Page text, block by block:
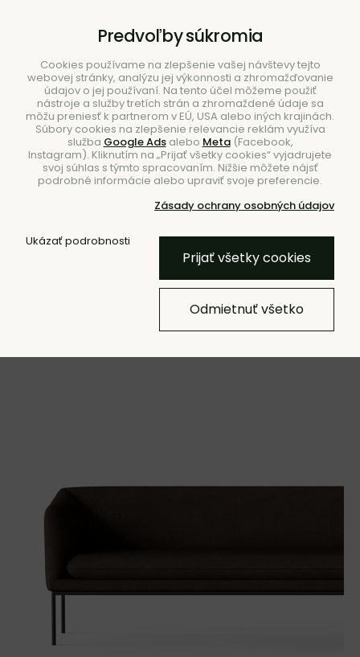
Hľadať
Úvod Nábytok Sedačky Pohovky
Pohovka Turn Hallingdal, 3-
miestna – tmavohnedá
Predvoľby súkromia
Cookies používame na zlepšenie vašej návštevy tejto
webovej stránky, analýzu jej výkonnosti a zhromažďovanie
údajov o jej používaní. Na tento účel môžeme použiť
nástroje a služby tretích strán a zhromaždené údaje sa
môžu preniesť k partnerom v EÚ, USA alebo iných krajinách.
Súbory cookies na zlepšenie relevancie reklám využíva
služba Google Adsalebo Meta(Facebook,
Instagram). Kliknutím na „Prijať všetky cookies“ vyjadrujete
svoj súhlas s týmto spracovaním. Nižšie môžete nájsť
podrobné informácie alebo upraviť svoje preferencie.
Zásady ochrany osobných údajov
Ukázať podrobnosti
Prijať všetky cookies
Odmietnuť všetko